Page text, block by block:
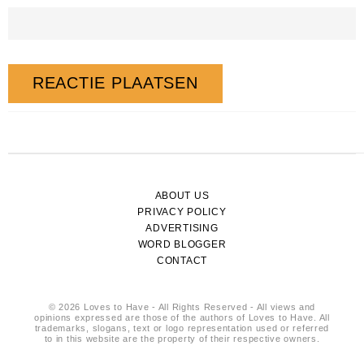
ABOUT US
PRIVACY POLICY
ADVERTISING
WORD BLOGGER
CONTACT
© 2026 Loves to Have - All Rights Reserved - All views and
opinions expressed are those of the authors of Loves to Have. All
trademarks, slogans, text or logo representation used or referred
to in this website are the property of their respective owners.